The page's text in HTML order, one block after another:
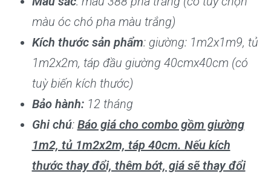
màu óc chó pha màu trắng)
Kích thước sản phẩm: giường: 1m2x1m9, tủ
1m2x2m, táp đầu giường 40cmx40cm (có
tuỳ biến kích thước)
Bảo hành:12 tháng
Ghi chú: Báo giá cho combo gồm giường
1m2, tủ 1m2x2m, táp 40cm. Nếu kích
thước thay đổi, thêm bớt, giá sẽ thay đổi